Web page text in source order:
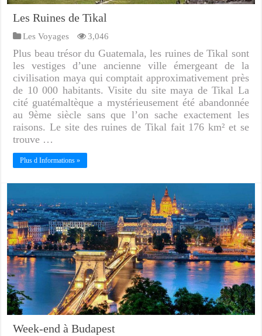
Les Ruines de Tikal
Les Voyages 3,046
Plus beau trésor du Guatemala, les ruines de Tikal sont
les vestiges d’une ancienne ville émergeant de la
civilisation maya qui comptait approximativement près
de 10 000 habitants. Visite du site maya de Tikal La
cité guatémaltèque a mystérieusement été abandonnée
au 9ème siècle sans que l’on sache exactement les
raisons. Le site des ruines de Tikal fait 176 km² et se
trouve …
Plus d Informations »
Week-end à Budapest